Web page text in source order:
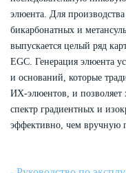
элюента. Для
бикарбонатных и
выпускается целый ряд
EGC. Генерация элюента
и оснований, которые
ИХ-элюентов, и позволяет
спектр градиентных и
эффективно, чем вручную